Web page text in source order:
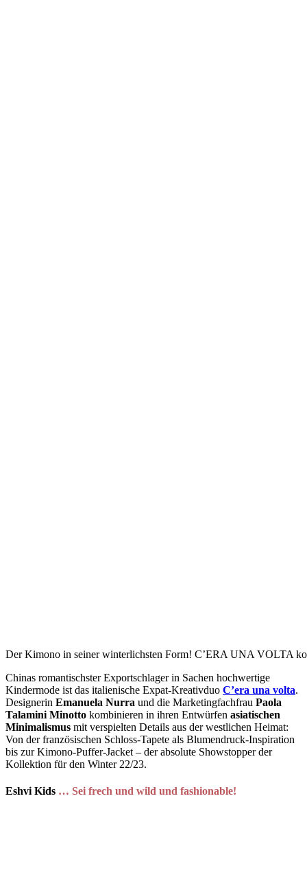
Der Kimono in seiner winterlichsten Form! C’ERA UNA VOLTA
Chinas romantischster Exportschlagerin Sachen hochwertige
Kindermode ist das italienische Expat-Kreativduo C’era una volta.
Designerin Emanuela Nurra und die Marketingfachfrau Paola
Talamini Minotto kombinieren in ihren Entwürfen asiatischen
Minimalismus mit verspielten Details aus der westlichen Heimat:
Von der französischen Schloss-Tapete als Blumendruck-Inspiration
bis zur Kimono-Puffer-Jacket – der absolute Showstopper der
Kollektion für den Winter 22/23.
Eshvi Kids … Sei frech und wild und fashionable!